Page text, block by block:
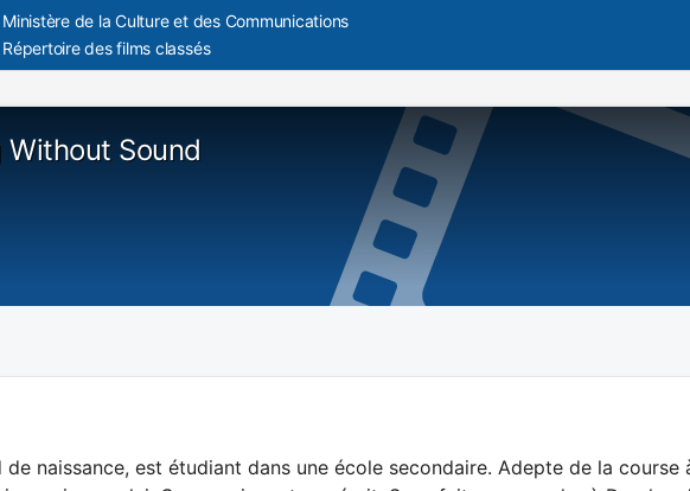
Ministère de la Culture et des Communications
Répertoire des films classés
Without Sound
de naissance, est étudiant dans une école secondaire. Adepte de la